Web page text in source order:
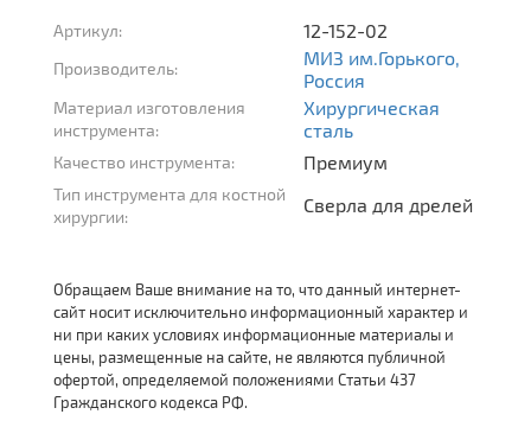
Артикул: 12-152-02
Производитель:
МИЗ им.Горького,
Россия
Материал изготовления
инструмента:
Хирургическая
сталь
Качество инструмента: Премиум
Тип инструмента для костной
хирургии:
Сверла для дрелей
Обращаем Ваше внимание на то, что данный интернет-
сайт носит исключительно информационный характер и
ни при каких условиях информационные материалы и
цены, размещенные на сайте, не являются публичной
офертой, определяемой положениями Статьи 437
Гражданского кодекса РФ.